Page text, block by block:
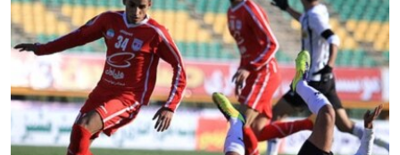
MULTIMEDIA
VIDEO
FOTOQALEREYA
İNFOQRAFIKA
KARIKATURA
RADIO ARXIV
OXU ZALI
AZƏRBAYCAN ƏDƏBIYYATI KITABXANASI
İSLAM VƏ DEMOKRATIYA
HAQQIMIZDA
MISSIYAMIZ
PEŞƏ ETIKASI VƏ JURNALISTIKA STANDARTLARIMIZ
BIZI IZLƏ